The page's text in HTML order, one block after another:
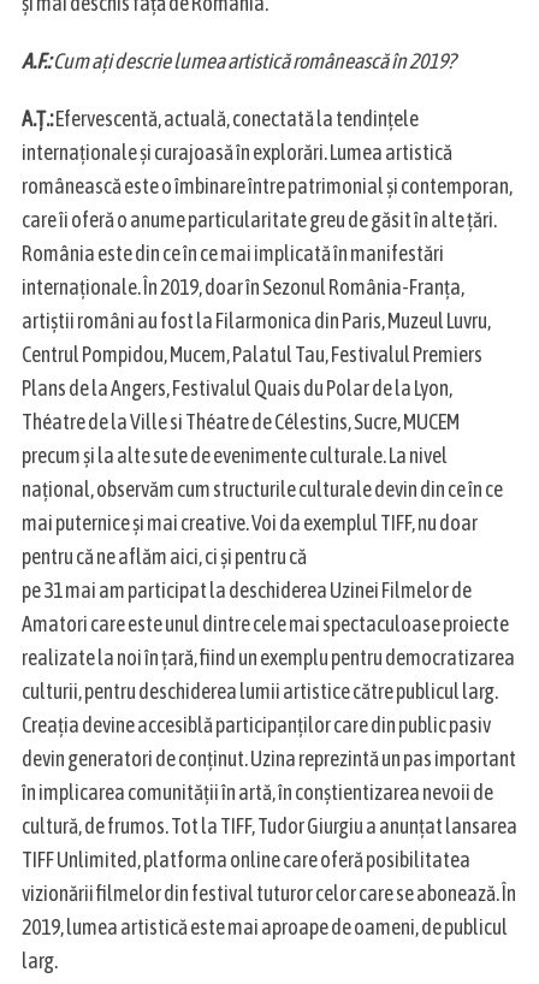
A.F.:Cum ați descrie lumea artistică românească în 2019?
A.Ț.:Efervescentă, actuală, conectată la tendințele
internaționale și curajoasă în explorări. Lumea artistică
românească este o îmbinare între patrimonial și contemporan,
care îi oferă o anume particularitate greu de găsit în alte țări.
România este din ce în ce mai implicată în manifestări
internaționale. În 2019, doar în Sezonul România-Franța,
artiștii români au fost la Filarmonica din Paris, Muzeul Luvru,
Centrul Pompidou, Mucem, Palatul Tau, Festivalul Premiers
Plans de la Angers, Festivalul Quais du Polar de la Lyon,
Théatre de la Ville si Théatre de Célestins, Sucre, MUCEM
precum și la alte sute de evenimente culturale. La nivel
național, observăm cum structurile culturale devin din ce în ce
mai puternice și mai creative. Voi da exemplul TIFF, nu doar
pentru că ne aflăm aici, ci și pentru că
pe 31 mai am participat la deschiderea Uzinei Filmelor de
Amatori care este unul dintre cele mai spectaculoase proiecte
realizate la noi în țară, fiind un exemplu pentru democratizarea
culturii, pentru deschiderea lumii artistice către publicul larg.
Creația devine accesiblă participanților care din public pasiv
devin generatori de conținut. Uzina reprezintă un pas important
în implicarea comunității în artă, în conștientizarea nevoii de
cultură, de frumos. Tot la TIFF, Tudor Giurgiu a anunțat lansarea
TIFF Unlimited, platforma online care oferă posibilitatea
vizionării filmelor din festival tuturor celor care se abonează. În
2019, lumea artistică este mai aproape de oameni, de publicul
larg.